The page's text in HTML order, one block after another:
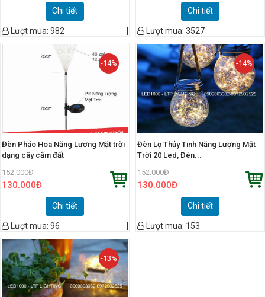
Chi tiết
Lượt mua: 982
Chi tiết
Lượt mua: 3527
-14%
Đèn Pháo Hoa Năng Lượng Mặt trời
dạng cây cắm đất
152.000Đ
130.000Đ
Chi tiết
Lượt mua: 96
-14%
Đèn Lọ Thủy Tinh Năng Lượng Mặt
Trời 20 Led, Đèn...
152.000Đ
130.000Đ
Chi tiết
Lượt mua: 153
-13%